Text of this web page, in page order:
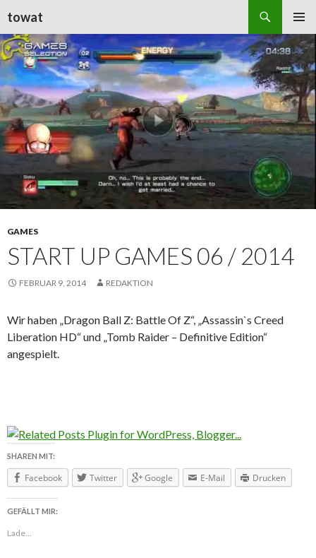
towat
MENÜ
INHALT
SPRINGEN
GAMES
START UP GAMES 06 / 2014
FEBRUAR 9, 2014 REDAKTION
Wir haben „Dragon Ball Z: Battle Of Z“, „Assassin`s Creed
Liberation HD“ und „Tomb Raider – Definitive Edition“
angespielt.
SHAREN MIT:
Facebook Twitter Google E-Mail Drucken
GEFÄLLT MIR:
Lade...